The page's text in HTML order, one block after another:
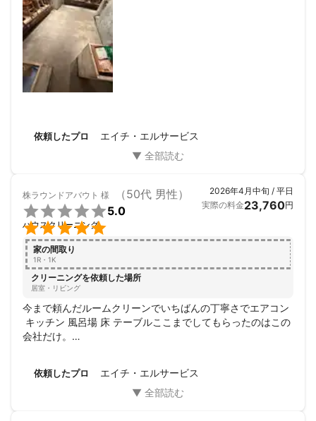
依頼したプロ エイチ・エルサービス
株ラウンドアバウト 様 （50代 男性）


5.0
ハウスクリーニング
2026年4月中旬 / 平日
実際の料金23,760円
家の間取り
1R・1K
クリーニングを依頼した場所
居室・リビング
今まで頼んだルームクリーンでいちばんの丁寧さでエアコン
キッチン 風呂場 床 テーブルここまでしてもらったのはこの
会社だけ。
って 非常に丁寧渾身でした。また利用させていただきます。
依頼したプロ エイチ・エルサービス